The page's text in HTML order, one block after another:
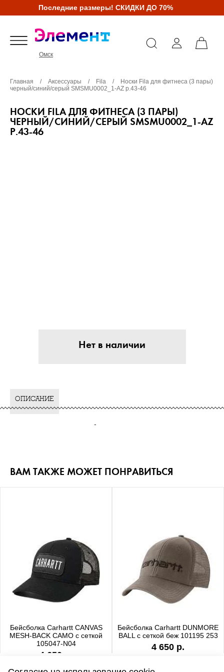
Последние размеры! СКИДКИ ДО 70%
Омск
Главная / Аксессуары / Fila /
Носки Fila для фитнеса (3 пары)
черный/синий/серый SMSMU0002_1-AZ р.43-46
НОСКИ FILA ДЛЯ ФИТНЕСА (3 ПАРЫ)
ЧЕРНЫЙ/СИНИЙ/СЕРЫЙ SMSMU0002_1-AZ
Р.43-46
Нет в наличии
ОПИСАНИЕ
-
ВАМ ТАКЖЕ МОЖЕТ ПОНРАВИТЬСЯ
Бейсболка Carhartt CANVAS
MESH-BACK CAMO с сеткой
105047-N04
4 650 р.
Бейсболка Carhartt DUNMORE
BALL с сеткой беж 101195 253
4 650 р.